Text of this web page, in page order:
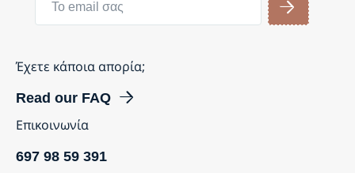
Έχετε κάποια απορία;
Read our FAQ
Επικοινωνία
697 98 59 391